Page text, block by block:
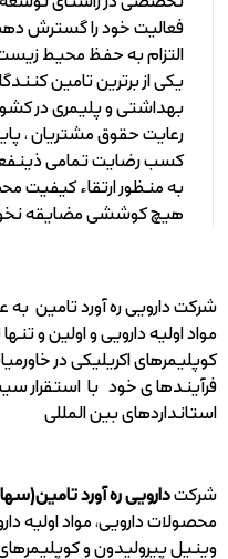
فعالیت خود را گسترش
التزام به حفظ محیط زیست
یکی از برترین تامین
بهداشتی و پلیمری در
رعایت حقوق مشتریان ،
کسب رضایت تمامی
به منظور ارتقاء کیفیت
هیچ کوششی مضایقه
شرکت دارویی ره آورد تامین
مواد اولیه دارویی و اولین و
کوپلیمرهای اکریلیکی در
فرآیندها ی خود با استقرار
استانداردهای بین المللی
شرکتدارویی ره آورد
محصولات دارویی، مواد اولیه
وینیل پیرولیدون و